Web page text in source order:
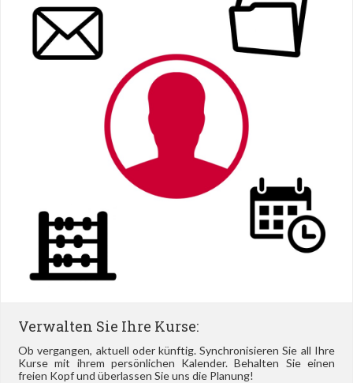
Verwalten Sie Ihre Kurse:
Ob vergangen, aktuell oder künftig. Synchronisieren Sie all Ihre
Kurse mit ihrem persönlichen Kalender. Behalten Sie einen
freien Kopf und überlassen Sie uns die Planung!